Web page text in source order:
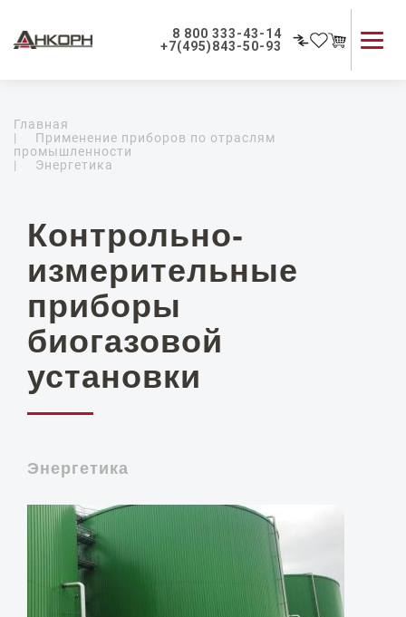
8 800 333-43-14
+7(495)843-50-93
Главная
|
Применение приборов по отраслям
промышленности
|
Энергетика
Контрольно-
измерительные
приборы
биогазовой
установки
Энергетика